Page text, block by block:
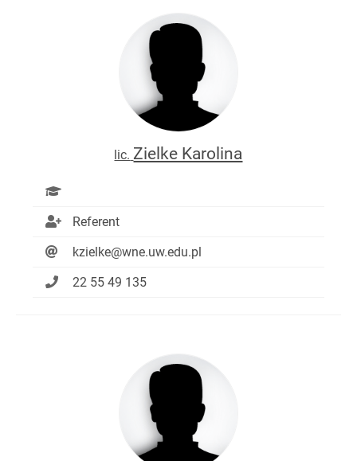
lic. Zielke Karolina
Referent
kzielke@wne.uw.edu.pl
22 55 49 135